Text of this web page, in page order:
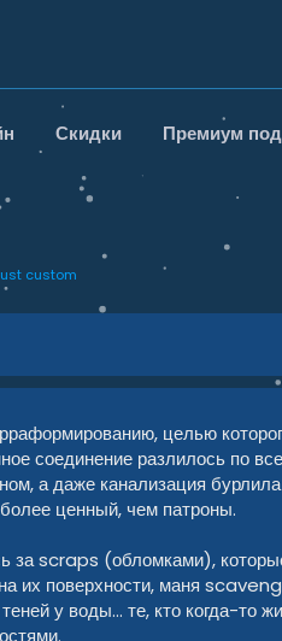
Скидки Премиум
custom
целью
соединение разлилось по
а даже канализация
ценный, чем патроны.
scraps (обломками),
их поверхности, маня
у воды… те, кто когда-то